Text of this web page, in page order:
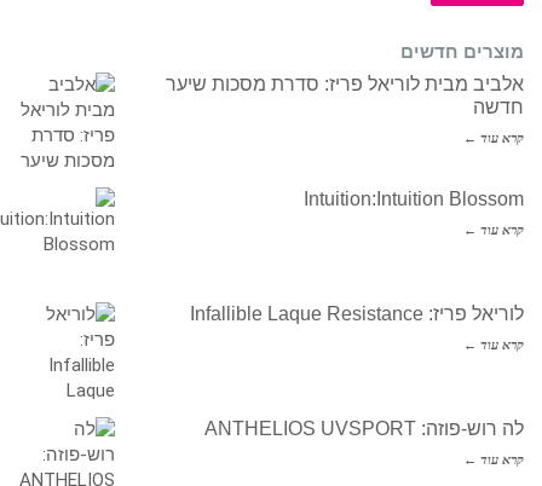
מוצרים חדשים
אלביב מבית לוריאל פריז: סדרת מסכות שיער
חדשה
קרא עוד ←
Intuition:Intuition Blossom
קרא עוד ←
לוריאל פריז: Infallible Laque Resistance
קרא עוד ←
לה רוש-פוזה: ANTHELIOS UVSPORT
קרא עוד ←